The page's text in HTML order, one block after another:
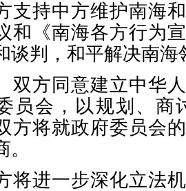
支持中方维护南海
和《南海各方行为
谈判，和平解决南
双方同意建立中华
员会，以规划、商
方将就政府委员会
将进一步深化立法